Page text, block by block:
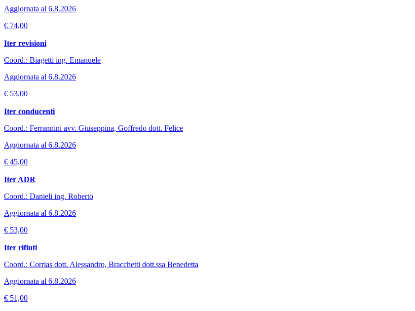
Aggiornata al 6.8.2026
€ 74,00
Iter revisioni
Coord.: Biagetti ing. Emanuele
Aggiornata al 6.8.2026
€ 53,00
Iter conducenti
Coord.: Ferrannini avv. Giuseppina, Goffredo dott. Felice
Aggiornata al 6.8.2026
€ 45,00
Iter ADR
Coord.: Danieli ing. Roberto
Aggiornata al 6.8.2026
€ 53,00
Iter rifiuti
Coord.: Corrias dott. Alessandro, Bracchetti dott.ssa Benedetta
Aggiornata al 6.8.2026
€ 51,00